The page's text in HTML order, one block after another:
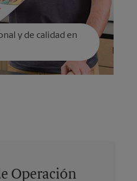
y de calidad en
Operación